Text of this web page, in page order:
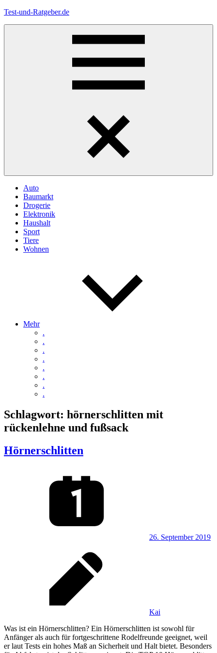
Zum
Test-und-Ratgeber.de
Auto
Baumarkt
Drogerie
Elektronik
Haushalt
Sport
Tiere
Wohnen
Mehr
.
.
.
.
.
.
.
.
Schlagwort: hörnerschlitten mit
rückenlehne und fußsack
Hörnerschlitten
26. September 2019
Kai
Was ist ein Hörnerschlitten? Ein Hörnerschlitten ist sowohl für
Anfänger als auch für fortgeschrittene Rodelfreunde geeignet, weil
er laut Tests ein hohes Maß an Sicherheit und Halt bietet. Besonders